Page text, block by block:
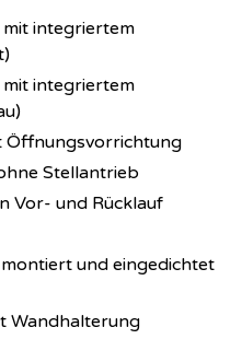
integriertem
integriertem
Öffnungsvorrichtung
Stellantrieb
Vor- und Rücklauf
und eingedichtet
Wandhalterung